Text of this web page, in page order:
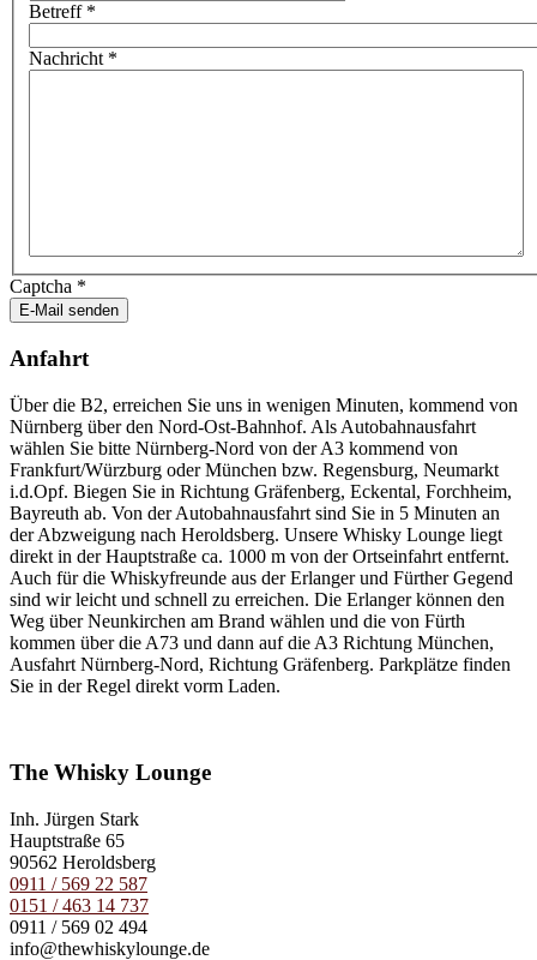
Betreff*
Nachricht *
Captcha *
E-Mail senden
Anfahrt
Über die B2, erreichen Sie uns in wenigen Minuten, kommend von
Nürnberg über den Nord-Ost-Bahnhof. Als Autobahnausfahrt
wählen Sie bitte Nürnberg-Nord von der A3 kommend von
Frankfurt/Würzburg oder München bzw. Regensburg, Neumarkt
i.d.Opf. Biegen Sie in Richtung Gräfenberg, Eckental, Forchheim,
Bayreuth ab. Von der Autobahnausfahrt sind Sie in 5 Minuten an
der Abzweigung nach Heroldsberg. Unsere Whisky Lounge liegt
direkt in der Hauptstraße ca. 1000 m von der Ortseinfahrt entfernt.
Auch für die Whiskyfreunde aus der Erlanger und Fürther Gegend
sind wir leicht und schnell zu erreichen. Die Erlanger können den
Weg über Neunkirchen am Brand wählen und die von Fürth
kommen über die A73 und dann auf die A3 Richtung München,
Ausfahrt Nürnberg-Nord, Richtung Gräfenberg. Parkplätze finden
Sie in der Regel direkt vorm Laden.
The Whisky Lounge
Inh. Jürgen Stark
Hauptstraße 65
90562 Heroldsberg
0911 / 569 22 587
0151 / 463 14 737
0911 / 569 02 494
info@thewhiskylounge.de